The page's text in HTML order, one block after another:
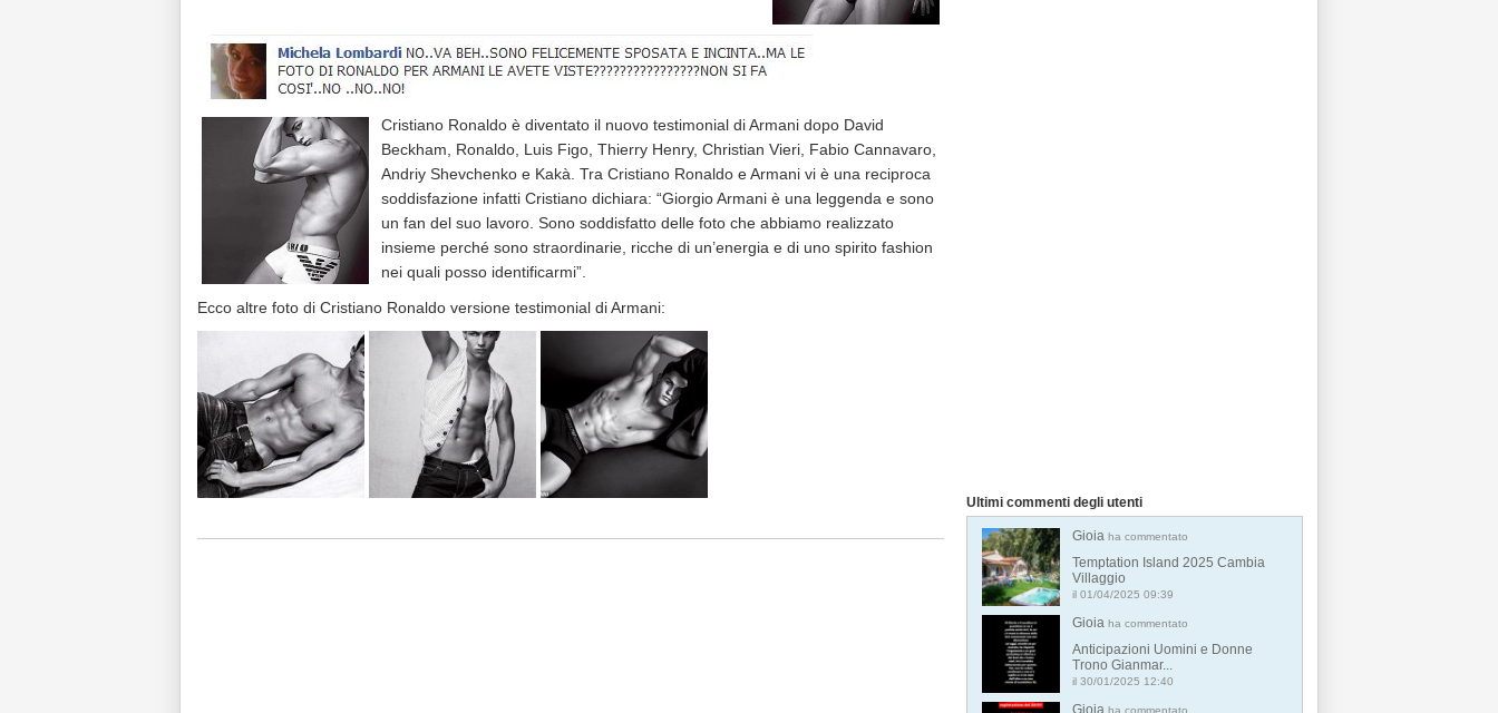
Cristiano Ronaldo è diventato il nuovo testimonial di Armani dopo David
Beckham, Ronaldo, Luis Figo, Thierry Henry, Christian Vieri, Fabio Cannavaro,
Andriy Shevchenko e Kakà. Tra Cristiano Ronaldo e Armani vi è una reciproca
soddisfazione infatti Cristiano dichiara: “Giorgio Armani è una leggenda e sono
un fan del suo lavoro. Sono soddisfatto delle foto che abbiamo realizzato
insieme perché sono straordinarie, ricche di un’energia e di uno spirito fashion
nei quali posso identificarmi”.
Ecco altre foto di Cristiano Ronaldo versione testimonial di Armani:
Ultimi commenti degli utenti
Gioia ha commentato
Temptation Island 2025 Cambia
Villaggio
il 01/04/2025 09:39
Gioia ha commentato
Anticipazioni Uomini e Donne
Trono Gianmar...
il 30/01/2025 12:40
Gioia ha commentato